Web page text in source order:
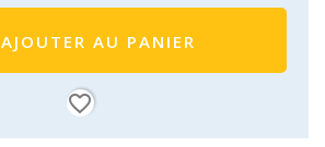
AJOUTER AU PANIER
favorite_border